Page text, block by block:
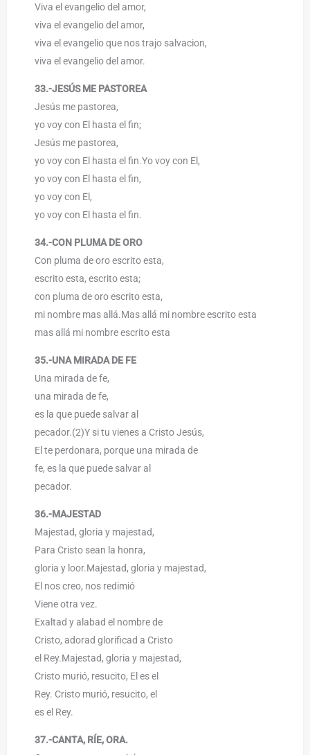
Viva el evangelio del amor,
viva el evangelio del amor,
viva el evangelio que nos trajo salvacion,
viva el evangelio del amor.
33.-JESÚS ME PASTOREA
Jesús me pastorea,
yo voy con El hasta el fin;
Jesús me pastorea,
yo voy con El hasta el fin.Yo voy con El,
yo voy con El hasta el fin,
yo voy con El,
yo voy con El hasta el fin.
34.-CON PLUMA DE ORO
Con pluma de oro escrito esta,
escrito esta, escrito esta;
con pluma de oro escrito esta,
mi nombre mas allá.Mas allá mi nombre escrito esta
mas allá mi nombre escrito esta
35.-UNA MIRADA DE FE
Una mirada de fe,
una mirada de fe,
es la que puede salvar al
pecador.(2)Y si tu vienes a Cristo Jesús,
El te perdonara, porque una mirada de
fe, es la que puede salvar al
pecador.
36.-MAJESTAD
Majestad, gloria y majestad,
Para Cristo sean la honra,
gloria y loor.Majestad, gloria y majestad,
El nos creo, nos redimió
Viene otra vez.
Exaltad y alabad el nombre de
Cristo, adorad glorificad a Cristo
el Rey.Majestad, gloria y majestad,
Cristo murió, resucito, El es el
Rey. Cristo murió, resucito, el
es el Rey.
37.-CANTA, RÍE, ORA.